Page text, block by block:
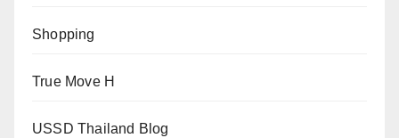
Shopping
True Move H
USSD Thailand Blog